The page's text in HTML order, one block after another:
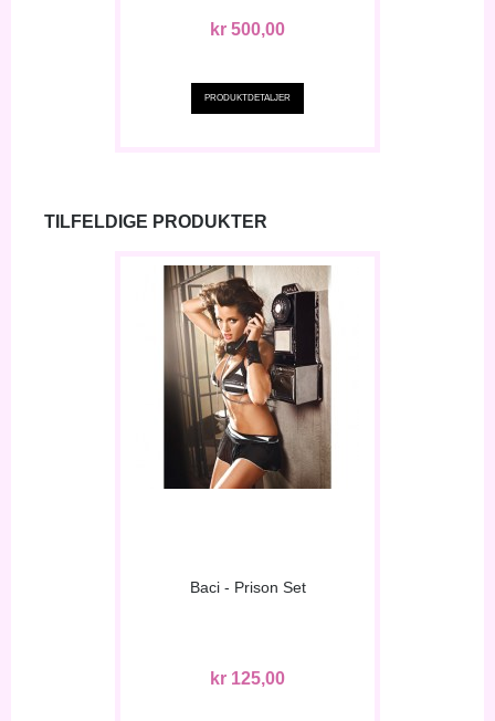
kr 500,00
PRODUKTDETALJER
TILFELDIGE PRODUKTER
Baci - Prison Set
kr 125,00